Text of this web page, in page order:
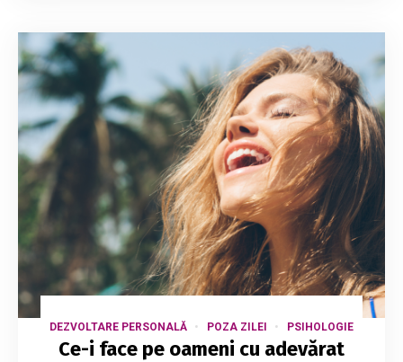
DEZVOLTARE PERSONALĂ POZA ZILEI PSIHOLOGIE
Ce-i face pe oameni cu adevărat